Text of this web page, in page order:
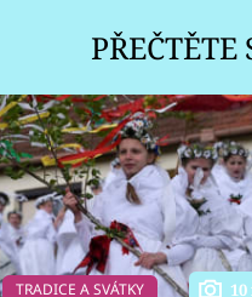
PŘEČTĚTE
TRADICE A SVÁTKY